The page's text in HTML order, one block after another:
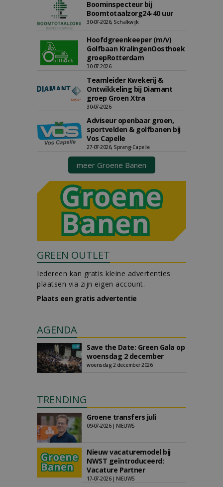
Boominspecteur bij
Boomtotaalzorg24-40 uur
30-07-2026, Schalkwijk
Hoofdgreenkeeper (m/v)
Golfbaan KralingenOosthoek
groepRotterdam
30-07-2026
Teamleider Kwekerij &
Ontwikkeling bij Diamant
groep Groen Xtra
30-07-2026
Adviseur openbaar groen,
sportvelden & golfbanen bij
Vos Capelle
27-07-2026, Sprang-Capelle
meer Groene Banen
GREEN OUTLET
Iedereen kan gratis kleine advertenties
plaatsen via zijn eigen account.
Plaats een gratis advertentie
AGENDA
Save the Date: Green Gala op
woensdag 2 december
woensdag 2 december 2026
TRENDING
Groene transfers juli
09-07-2026 | NIEUWS
Nieuw vacaturemodel bij
NWST geïntroduceerd:
Vacature Partner
17-07-2026 | NIEUWS